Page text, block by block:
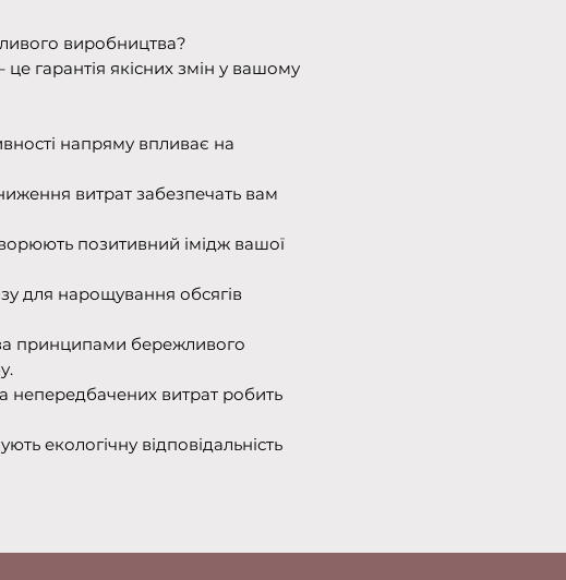
виробництва?
гарантія якісних змін у вашому
напряму впливає на
витрат забезпечать вам
позитивний імідж вашої
для нарощування обсягів
принципами бережливого
непередбачених витрат робить
екологічну відповідальність